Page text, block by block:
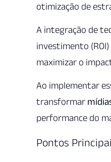
otimização de
A integração de
investimento
maximizar o
Ao implementar
transformar
performance do
Pontos